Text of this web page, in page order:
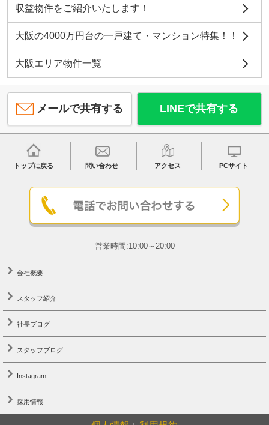
収益物件をご紹介いたします！
大阪の4000万円台の一戸建て・マンション特集！！
大阪エリア物件一覧
メールで共有する LINEで共有する
トップに戻る 問い合わせ アクセス PCサイト
営業時間:10:00～20:00
会社概要
スタッフ紹介
社長ブログ
スタッフブログ
Instagram
採用情報